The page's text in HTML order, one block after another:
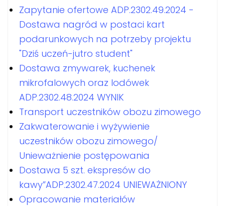
Zapytanie ofertowe ADP.2302.49.2024 -
Dostawa nagród w postaci kart
podarunkowych na potrzeby projektu
"Dziś uczeń-jutro student"
Dostawa zmywarek, kuchenek
mikrofalowych oraz lodówek
ADP.2302.48.2024 WYNIK
Transport uczestników obozu zimowego
Zakwaterowanie i wyżywienie
uczestników obozu zimowego/
Unieważnienie postępowania
Dostawa 5 szt. ekspresów do
kawy”ADP.2302.47.2024 UNIEWAŻNIONY
Opracowanie materiałów